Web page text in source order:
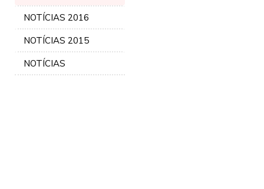
NOTÍCIAS 2016
NOTÍCIAS 2015
NOTÍCIAS